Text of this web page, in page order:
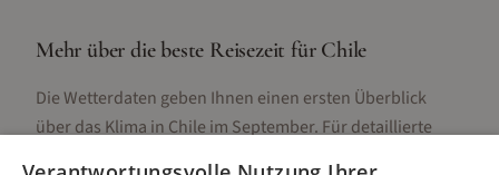
Mehr über die beste Reisezeit für Chile
Die Wetterdaten geben Ihnen einen ersten Überblick
über das Klima in Chile im September. Für detaillierte